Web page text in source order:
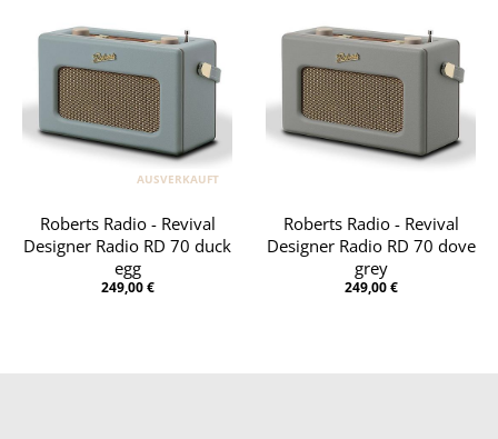
AUSVERKAUFT
Roberts Radio - Revival
Designer Radio RD 70 duck
egg
249,00 €
Roberts Radio - Revival
Designer Radio RD 70 dove
grey
249,00 €